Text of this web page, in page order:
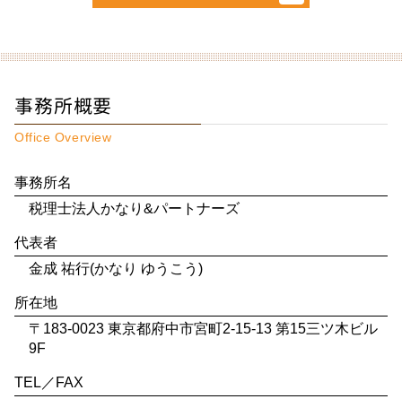
事務所概要
Office Overview
事務所名
税理士法人かなり&パートナーズ
代表者
金成 祐行(かなり ゆうこう)
所在地
〒183-0023 東京都府中市宮町2-15-13 第15三ツ木ビル
9F
TEL／FAX